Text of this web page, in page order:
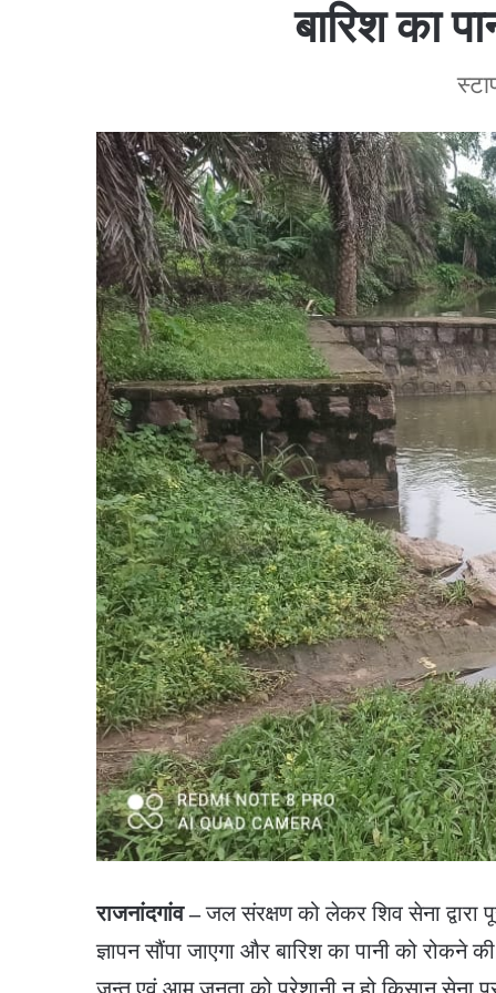
बारिश का
राजनांदगांव –जल संरक्षण को लेकर शिव सेना
ज्ञापन सौंपा जाएगा और बारिश का पानी को रोकने